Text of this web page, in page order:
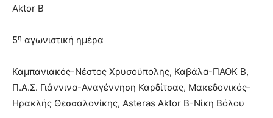
Aktor Β
5η αγωνιστική ημέρα
Καμπανιακός-Νέστος Χρυσούπολης, Καβάλα-ΠΑΟΚ Β,
Π.Α.Σ. Γιάννινα-Αναγέννηση Καρδίτσας, Μακεδονικός-
Ηρακλής Θεσσαλονίκης, Asteras Aktor Β-Νίκη Βόλου